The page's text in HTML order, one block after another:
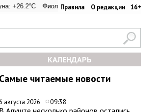
Правила О редакции 16+
Фиолент: +26.1°C Казачья бухта: +26.1°C
+32.8°C Керчь: +30.6°C Никитский сад:
КАЛЕНДАРЬ
Самые читаемые новости
августа 2026 09:38